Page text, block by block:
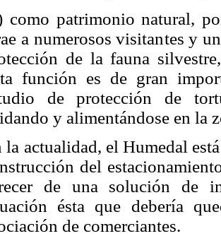
como patrimonio natural,
a numerosos visitantes y
de la fauna
función es de gran
de protección de
y alimentándose en la
la actualidad, el Humedal
del
de una solución de
ésta que debería
de comerciantes.